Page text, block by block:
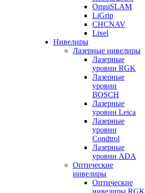
OmniSLAM
LiGrip
CHCNAV
Lixel
Нивелиры
Лазерные нивелиры
Лазерные
уровни RGK
Лазерные
уровни
BOSCH
Лазерные
уровни Leica
Лазерные
уровни
Condtrol
Лазерные
уровни ADA
Оптические
нивелиры
Оптические
нивелиры RGK